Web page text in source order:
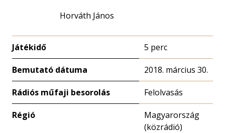
Horváth János
Játékidő 5 perc
Bemutató dátuma 2018. március 30.
Rádiós műfaji besorolás Felolvasás
Régió
Magyarország
(közrádió)